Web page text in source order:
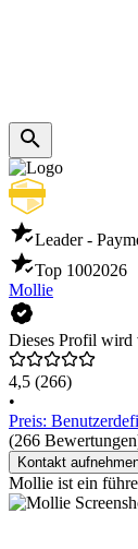
Leader -
Top 1002026
Mollie
Dieses Profil wird
4,5 (266)
•
Preis:
(266
Kontakt
Mollie ist ein